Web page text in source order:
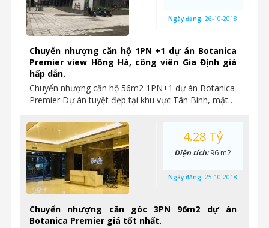
Chuyển nhượng căn hộ 1PN +1 dự án Botanica
Premier view Hồng Hà, công viên Gia Định giá
hấp dẫn.
Chuyển nhượng căn hộ 56m2 1PN+1 dự án Botanica
Premier Dự án tuyệt đẹp tại khu vực Tân Bình, mặt…
Ngày đăng: 26-10-2018
Chuyển nhượng căn góc 3PN 96m2 dự án
Botanica Premier giá tốt nhất.
4.28 Tỷ
Diện tích:96 m2
Ngày đăng: 25-10-2018